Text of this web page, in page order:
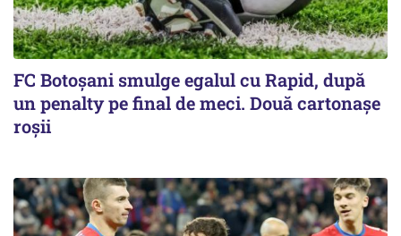
FC Botoşani smulge egalul cu Rapid, după
un penalty pe final de meci. Două cartonaşe
roşii